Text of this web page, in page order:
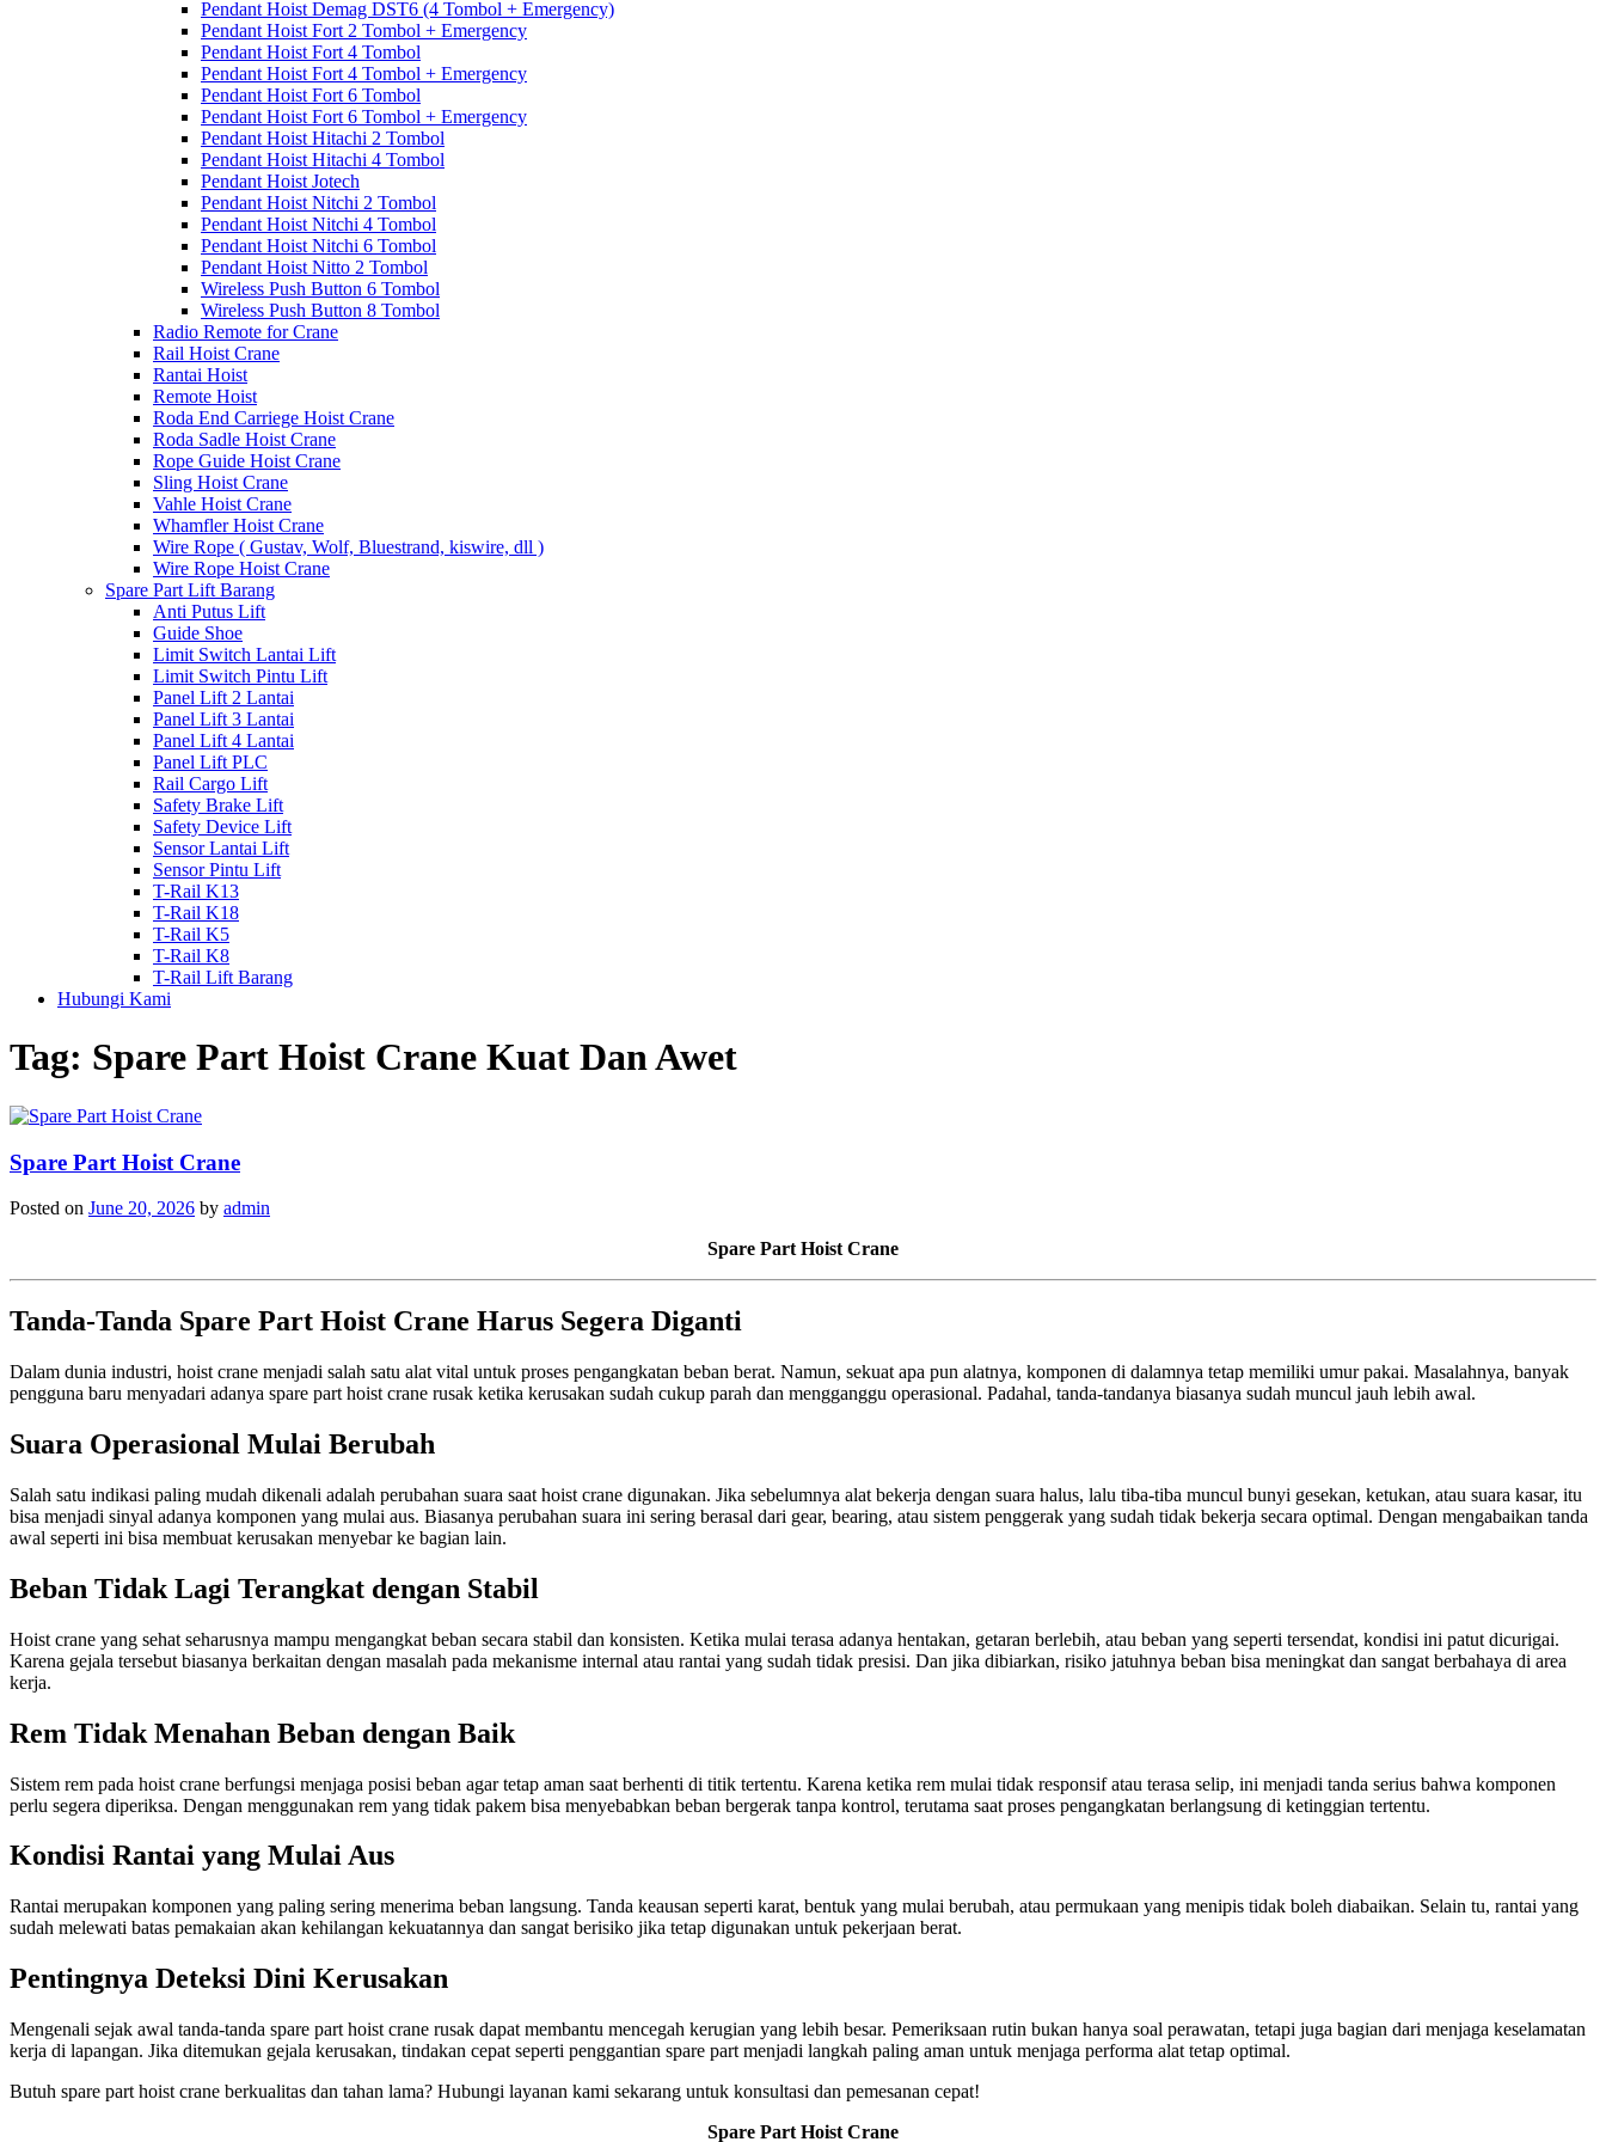
Pendant Hoist Demag DST6 (4 Tombol + Emergency)
Pendant Hoist Fort 2 Tombol + Emergency
Pendant Hoist Fort 4 Tombol
Pendant Hoist Fort 4 Tombol + Emergency
Pendant Hoist Fort 6 Tombol
Pendant Hoist Fort 6 Tombol + Emergency
Pendant Hoist Hitachi 2 Tombol
Pendant Hoist Hitachi 4 Tombol
Pendant Hoist Jotech
Pendant Hoist Nitchi 2 Tombol
Pendant Hoist Nitchi 4 Tombol
Pendant Hoist Nitchi 6 Tombol
Pendant Hoist Nitto 2 Tombol
Wireless Push Button 6 Tombol
Wireless Push Button 8 Tombol
Radio Remote for Crane
Rail Hoist Crane
Rantai Hoist
Remote Hoist
Roda End Carriege Hoist Crane
Roda Sadle Hoist Crane
Rope Guide Hoist Crane
Sling Hoist Crane
Vahle Hoist Crane
Whamfler Hoist Crane
Wire Rope ( Gustav, Wolf, Bluestrand, kiswire, dll )
Wire Rope Hoist Crane
Spare Part Lift Barang
Anti Putus Lift
Guide Shoe
Limit Switch Lantai Lift
Limit Switch Pintu Lift
Panel Lift 2 Lantai
Panel Lift 3 Lantai
Panel Lift 4 Lantai
Panel Lift PLC
Rail Cargo Lift
Safety Brake Lift
Safety Device Lift
Sensor Lantai Lift
Sensor Pintu Lift
T-Rail K13
T-Rail K18
T-Rail K5
T-Rail K8
T-Rail Lift Barang
Hubungi Kami
Tag: Spare Part Hoist Crane Kuat Dan Awet
Spare Part Hoist Crane
Posted on June 20, 2026 by admin
Spare Part Hoist Crane
Tanda-Tanda Spare Part Hoist Crane Harus Segera Diganti
Dalam dunia industri, hoist crane menjadi salah satu alat vital untuk proses pengangkatan beban berat. Namun, sekuat apa pun alatnya, komponen di dalamnya tetap memiliki umur pakai. Masalahnya, banyak
pengguna baru menyadari adanya spare part hoist crane rusak ketika kerusakan sudah cukup parah dan mengganggu operasional. Padahal, tanda-tandanya biasanya sudah muncul jauh lebih awal.
Suara Operasional Mulai Berubah
Salah satu indikasi paling mudah dikenali adalah perubahan suara saat hoist crane digunakan. Jika sebelumnya alat bekerja dengan suara halus, lalu tiba-tiba muncul bunyi gesekan, ketukan, atau suara kasar, itu
bisa menjadi sinyal adanya komponen yang mulai aus. Biasanya perubahan suara ini sering berasal dari gear, bearing, atau sistem penggerak yang sudah tidak bekerja secara optimal. Dengan mengabaikan tanda
awal seperti ini bisa membuat kerusakan menyebar ke bagian lain.
Beban Tidak Lagi Terangkat dengan Stabil
Hoist crane yang sehat seharusnya mampu mengangkat beban secara stabil dan konsisten. Ketika mulai terasa adanya hentakan, getaran berlebih, atau beban yang seperti tersendat, kondisi ini patut dicurigai.
Karena gejala tersebut biasanya berkaitan dengan masalah pada mekanisme internal atau rantai yang sudah tidak presisi. Dan jika dibiarkan, risiko jatuhnya beban bisa meningkat dan sangat berbahaya di area
kerja.
Rem Tidak Menahan Beban dengan Baik
Sistem rem pada hoist crane berfungsi menjaga posisi beban agar tetap aman saat berhenti di titik tertentu. Karena ketika rem mulai tidak responsif atau terasa selip, ini menjadi tanda serius bahwa komponen
perlu segera diperiksa. Dengan menggunakan rem yang tidak pakem bisa menyebabkan beban bergerak tanpa kontrol, terutama saat proses pengangkatan berlangsung di ketinggian tertentu.
Kondisi Rantai yang Mulai Aus
Rantai merupakan komponen yang paling sering menerima beban langsung. Tanda keausan seperti karat, bentuk yang mulai berubah, atau permukaan yang menipis tidak boleh diabaikan. Selain tu, rantai yang
sudah melewati batas pemakaian akan kehilangan kekuatannya dan sangat berisiko jika tetap digunakan untuk pekerjaan berat.
Pentingnya Deteksi Dini Kerusakan
Mengenali sejak awal tanda-tanda spare part hoist crane rusak dapat membantu mencegah kerugian yang lebih besar. Pemeriksaan rutin bukan hanya soal perawatan, tetapi juga bagian dari menjaga keselamatan
kerja di lapangan. Jika ditemukan gejala kerusakan, tindakan cepat seperti penggantian spare part menjadi langkah paling aman untuk menjaga performa alat tetap optimal.
Butuh spare part hoist crane berkualitas dan tahan lama? Hubungi layanan kami sekarang untuk konsultasi dan pemesanan cepat!
Spare Part Hoist Crane